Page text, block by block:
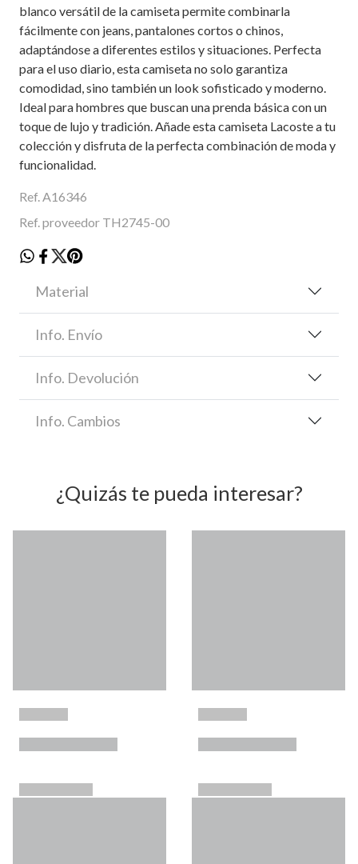
blanco versátil de la camiseta permite combinarla
fácilmente con jeans, pantalones cortos o chinos,
adaptándose a diferentes estilos y situaciones. Perfecta
para el uso diario, esta camiseta no solo garantiza
comodidad, sino también un look sofisticado y moderno.
Ideal para hombres que buscan una prenda básica con un
toque de lujo y tradición. Añade esta camiseta Lacoste a tu
colección y disfruta de la perfecta combinación de moda y
funcionalidad.
Ref. A16346
Ref. proveedor TH2745-00
Material
Info. Envío
Info. Devolución
Info. Cambios
¿Quizás te pueda interesar?